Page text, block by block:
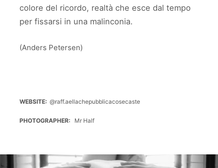
colore del ricordo, realtà che esce dal tempo
per fissarsi in una malinconia.
(Anders Petersen)
WEBSITE @raff.aellachepubblicacosecaste
PHOTOGRAPHER Mr Half